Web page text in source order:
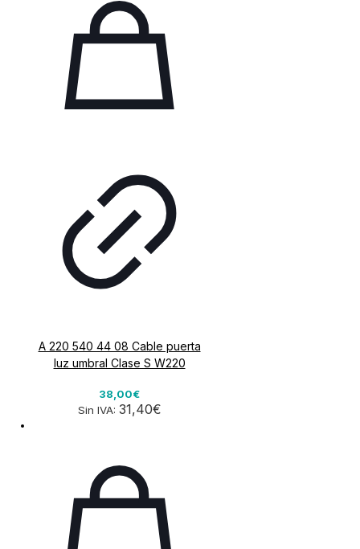
A 220 540 44 08 Cable puerta
luz umbral Clase S W220
38,00€
Sin IVA: 31,40€